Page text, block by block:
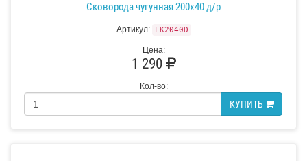
Сковорода чугунная 200х40 д/р
Артикул: EK2040D
Цена:
1 290
Кол-во:
КУПИТЬ